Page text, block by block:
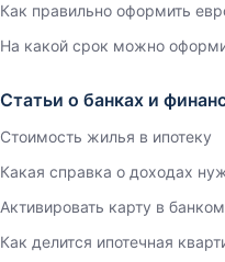
Как правильно оформить
На какой срок можно
Статьи о банках и
Стоимость жилья в ипотеку
Какая справка о доходах
Активировать карту в
Как делится ипотечная